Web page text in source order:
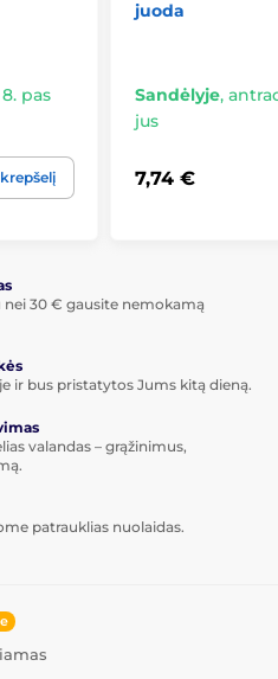
pas
juoda
Sandėlyje,
jus
7,74 €
nei 30 € gausite nemokamą
ir bus pristatytos Jums kitą dieną.
valandas – grąžinimus,
patrauklias nuolaidas.